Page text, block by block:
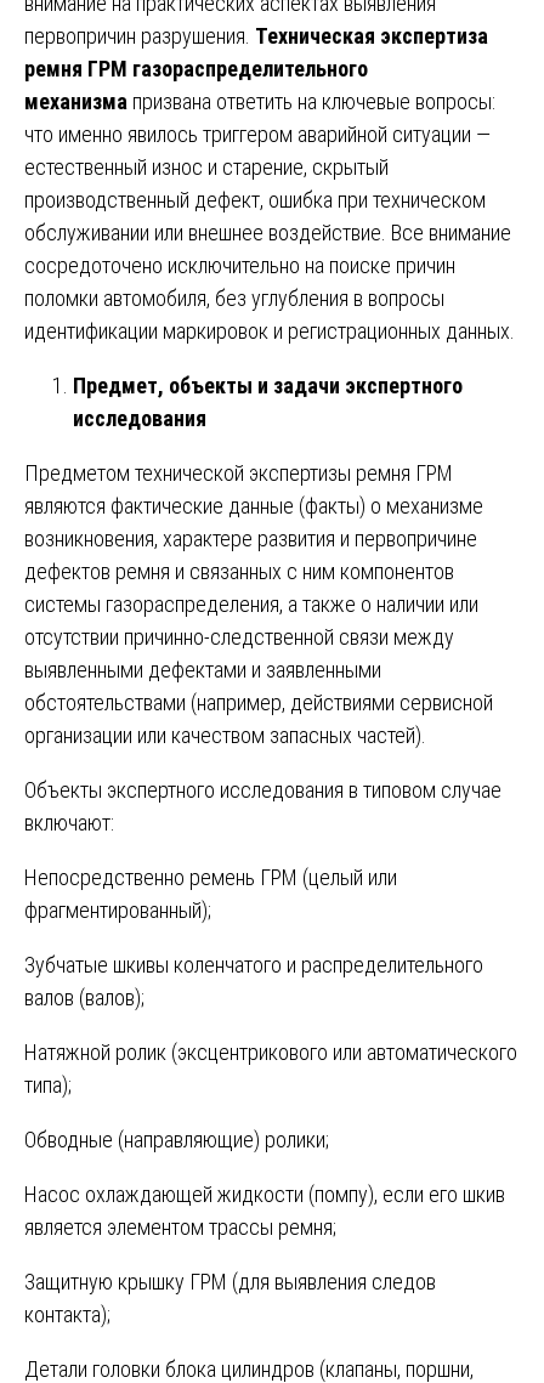
первопричин разрушения. Техническая экспертиза
ремня ГРМ газораспределительного
механизма призвана ответить на ключевые вопросы:
что именно явилось триггером аварийной ситуации —
естественный износ и старение, скрытый
производственный дефект, ошибка при техническом
обслуживании или внешнее воздействие. Все внимание
сосредоточено исключительно на поиске причин
поломки автомобиля, без углубления в вопросы
идентификации маркировок и регистрационных данных.
Предмет, объекты и задачи экспертного
исследования
Предметом технической экспертизы ремня ГРМ
являются фактические данные (факты) о механизме
возникновения, характере развития и первопричине
дефектов ремня и связанных с ним компонентов
системы газораспределения, а также о наличии или
отсутствии причинно-следственной связи между
выявленными дефектами и заявленными
обстоятельствами (например, действиями сервисной
организации или качеством запасных частей).
Объекты экспертного исследования в типовом случае
включают:
Непосредственно ремень ГРМ (целый или
фрагментированный);
Зубчатые шкивы коленчатого и распределительного
валов (валов);
Натяжной ролик (эксцентрикового или автоматического
типа);
Обводные (направляющие) ролики;
Насос охлаждающей жидкости (помпу), если его шкив
является элементом трассы ремня;
Защитную крышку ГРМ (для выявления следов
контакта);
Детали головки блока цилиндров (клапаны, поршни,